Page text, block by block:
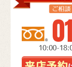
10:00-